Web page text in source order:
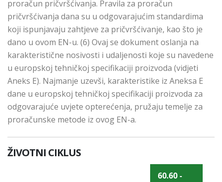
proračun pričvršćivanja. Pravila za proračun
pričvršćivanja dana su u odgovarajućim standardima
koji ispunjavaju zahtjeve za pričvršćivanje, kao što je
dano u ovom EN-u. (6) Ovaj se dokument oslanja na
karakteristične nosivosti i udaljenosti koje su navedene
u europskoj tehničkoj specifikaciji proizvoda (vidjeti
Aneks E). Najmanje uzevši, karakteristike iz Aneksa E
dane u europskoj tehničkoj specifikaciji proizvoda za
odgovarajuće uvjete opterećenja, pružaju temelje za
proračunske metode iz ovog EN-a.
ŽIVOTNI CIKLUS
60.60 -